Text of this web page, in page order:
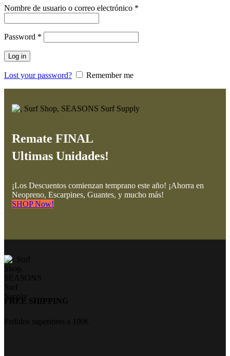
Nombre de usuario o correo electrónico *
Password *
Log in
Lost your password? Remember me
Remate FINAL
Ultimas Unidades!
¡Los Descuentos comienzan temprano este año! ¡Ahorra en
Neopreno, Escarpines, Guantes, y mucho más!
SHOP Now!
FREE SHIPPING
Pedidos superiores a 100€